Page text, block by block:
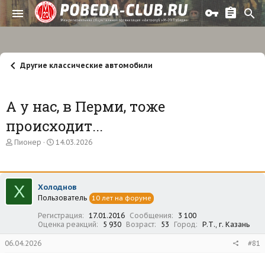
Другие классические автомобили
А у нас, в Перми, тоже
происходит...
А
о
р
т
е
Пионер
Д
а
а
ч
л
а
14.03.2026
Х Холоднов
Пользователь 10 лет на форуме
Регистрация 17.01.2016 Сообщения
3 100
Оценка реакций
5 930 Возраст 53 Город Р.Т., г. Казань
06.04.2026 #81